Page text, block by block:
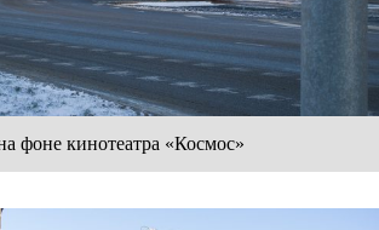
фоне кинотеатра «Космос»